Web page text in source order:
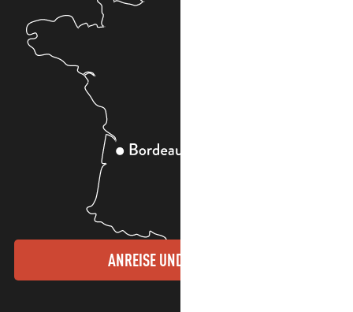
ANREISE UND KONTAKTE